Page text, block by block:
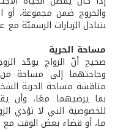
والخروج ضمن مجموعة، أو
بتبادل الزيارات الرسميّة
مساحة الحرية
صحيح أنّ الزواج يوحّد
وحاجتهما إلى مساحة
مناقشة مساحة الحرية
بما يرضيهما معًا،
للخصوصية التي لا تؤذي
ما، أو قضاء بعض الوقت مع